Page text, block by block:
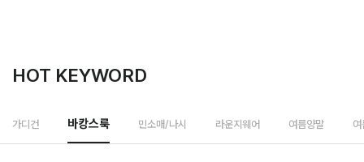
HOT KEYWORD
가디건 바캉스룩 민소매/나시 라운지웨어 여름양말